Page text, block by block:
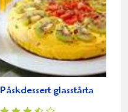
Påskdessert glasstårta